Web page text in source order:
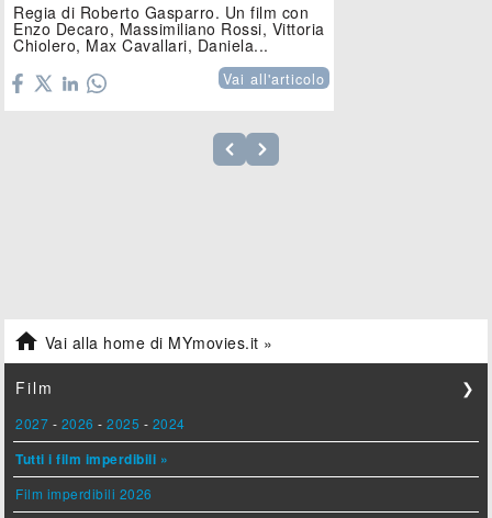
Regia di Roberto Gasparro. Un film con
Enzo Decaro, Massimiliano Rossi, Vittoria
Chiolero, Max Cavallari, Daniela...
Vai all'articolo
 Vai alla home di MYmovies.it »
Film ❯
2027 - 2026 -2025 - 2024
Tutti i film imperdibili »
Film imperdibili 2026